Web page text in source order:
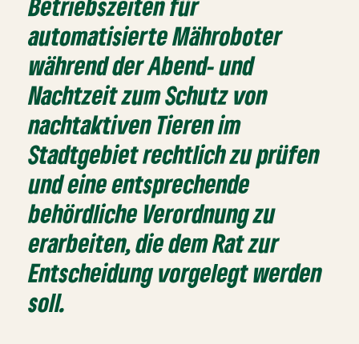
automatisierte Mähroboter
während der Abend- und
Nachtzeit zum Schutz von
nachtaktiven Tieren im
Stadtgebiet rechtlich zu prüfen
und eine entsprechende
behördliche Verordnung zu
erarbeiten, die dem Rat zur
Entscheidung vorgelegt werden
soll.